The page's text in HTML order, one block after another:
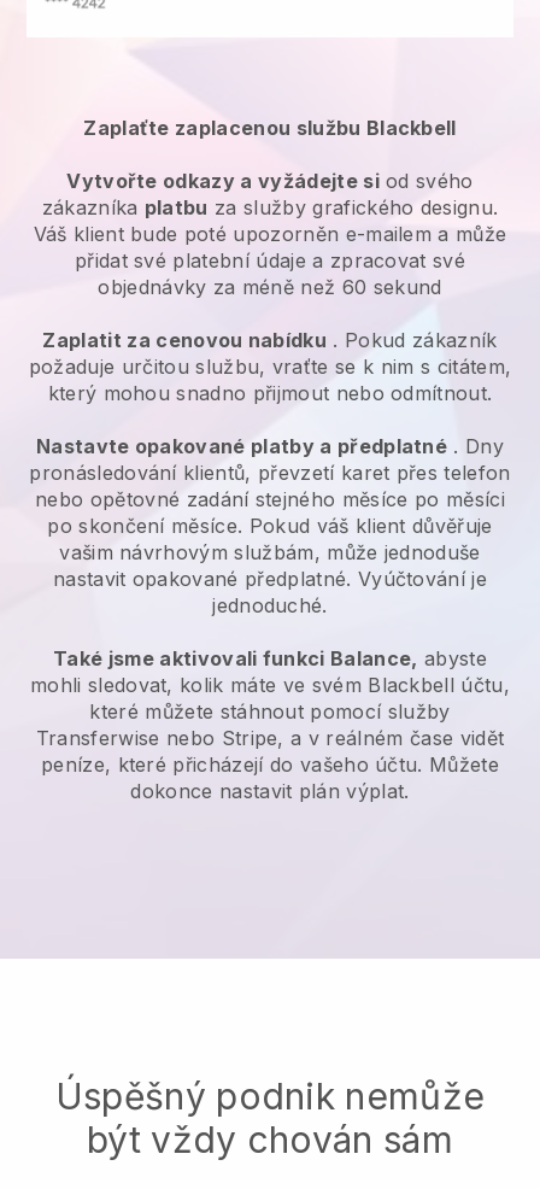
Zaplaťte zaplacenou službu Blackbell
Vytvořte odkazy a vyžádejte siod svého
zákazníka platbu za služby grafického designu.
Váš klient bude poté upozorněn e-mailem a může
přidat své platební údaje a zpracovat své
objednávky za méně než 60 sekund
Zaplatit za cenovou nabídku . Pokud zákazník
požaduje určitou službu, vraťte se k nim s citátem,
který mohou snadno přijmout nebo odmítnout.
Nastavte opakované platby a předplatné . Dny
pronásledování klientů, převzetí karet přes telefon
nebo opětovné zadání stejného měsíce po měsíci
po skončení měsíce. Pokud váš klient důvěřuje
vašim návrhovým službám, může jednoduše
nastavit opakované předplatné. Vyúčtování je
jednoduché.
Také jsme aktivovali funkci Balance, abyste
mohli sledovat, kolik máte ve svém Blackbell účtu,
které můžete stáhnout pomocí služby
Transferwise nebo Stripe, a v reálném čase vidět
peníze, které přicházejí do vašeho účtu. Můžete
dokonce nastavit plán výplat.
Úspěšný podnik nemůže
být vždy chován sám